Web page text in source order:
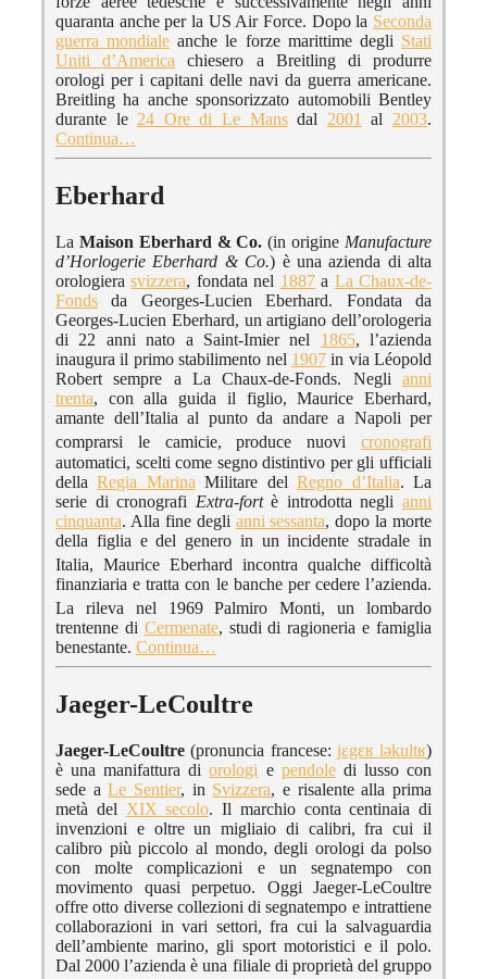
quaranta anche per la US Air Force. Dopo la Seconda
guerra mondiale anche le forze marittime degli Stati
Uniti d’America chiesero a Breitling di produrre
orologi per i capitani delle navi da guerra americane.
Breitling ha anche sponsorizzato automobili Bentley
durante le 24 Ore di Le Mansdal 2001 al 2003.
Continua…
Eberhard
La Maison Eberhard & Co. (in origine Manufacture
d’Horlogerie Eberhard & Co.) è una azienda di alta
orologierasvizzera, fondata nel 1887a La Chaux-de-
Fonds da Georges-Lucien Eberhard. Fondata da
Georges-Lucien Eberhard, un artigiano dell’orologeria
di 22 anni nato a Saint-Imier nel 1865, l’azienda
inaugura il primo stabilimento nel 1907in via Léopold
Robert sempre a La Chaux-de-Fonds. Negli anni
trenta, con alla guida il figlio, Maurice Eberhard,
amante dell’Italia al punto da andare a Napoli per
comprarsi le camicie, produce nuovicronografi
automatici, scelti come segno distintivo per gli ufficiali
dellaRegia Marina Militare delRegno d’Italia. La
serie di cronografi Extra-fortè introdotta neglianni
cinquanta. Alla fine degli anni sessanta, dopo la morte
della figlia e del genero in un incidente stradale in
Italia, Maurice Eberhard incontra qualche difficoltà
finanziaria e tratta con le banche per cedere l’azienda.
La rileva nel 1969Palmiro Monti, un lombardo
trentenne di Cermenate, studi di ragioneria e famiglia
benestante. Continua…
Jaeger-LeCoultre
Jaeger-LeCoultre (pronuncia francese: jɛgɛʁ ləkultʁ)
è una manifattura diorologi e pendoledi lusso con
sede aLe Sentier, in Svizzera, e risalente alla prima
metà del XIX secolo. Il marchio conta centinaia di
invenzioni e oltre un migliaio di calibri, fra cui il
calibro più piccolo al mondo, degli orologi da polso
con molte complicazioni e un segnatempo con
movimento quasi perpetuo. Oggi Jaeger-LeCoultre
offre otto diverse collezioni di segnatempo e intrattiene
collaborazioni in vari settori, fra cui la salvaguardia
dell’ambiente marino, gli sport motoristici e il polo.
Dal 2000 l’azienda è una filiale di proprietà del gruppo